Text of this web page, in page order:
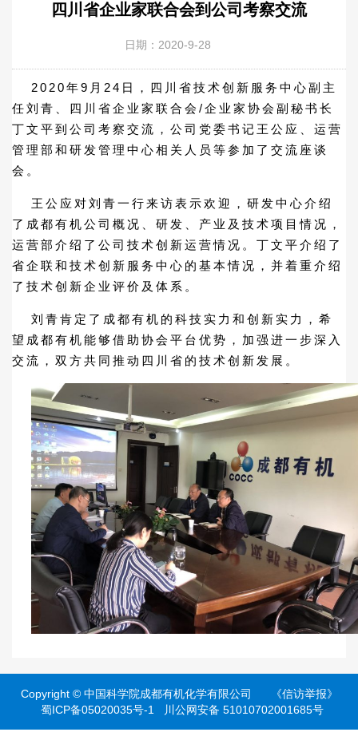
四川省企业家联合会到公司考察交流
日期：2020-9-28
2020年9月24日，四川省技术创新服务中心副主
任刘青、四川省企业家联合会/企业家协会副秘书长
丁文平到公司考察交流，公司党委书记王公应、运营
管理部和研发管理中心相关人员等参加了交流座谈
会。
王公应对刘青一行来访表示欢迎，研发中心介绍
了成都有机公司概况、研发、产业及技术项目情况，
运营部介绍了公司技术创新运营情况。丁文平介绍了
省企联和技术创新服务中心的基本情况，并着重介绍
了技术创新企业评价及体系。
刘青肯定了成都有机的科技实力和创新实力，希
望成都有机能够借助协会平台优势，加强进一步深入
交流，双方共同推动四川省的技术创新发展。
Copyright © 中国科学院成都有机化学有限公司
《信访举报》
蜀ICP备05020035号-1
川公网安备 51010702001685号